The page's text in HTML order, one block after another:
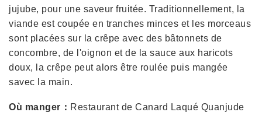
jujube, pour une saveur fruitée. Traditionnellement, la
viande est coupée en tranches minces et les morceaus
sont placées sur la crêpe avec des bâtonnets de
concombre, de l'oignon et de la sauce aux haricots
doux, la crêpe peut alors être roulée puis mangée
savec la main.
Où manger： Restaurant de Canard Laqué Quanjude